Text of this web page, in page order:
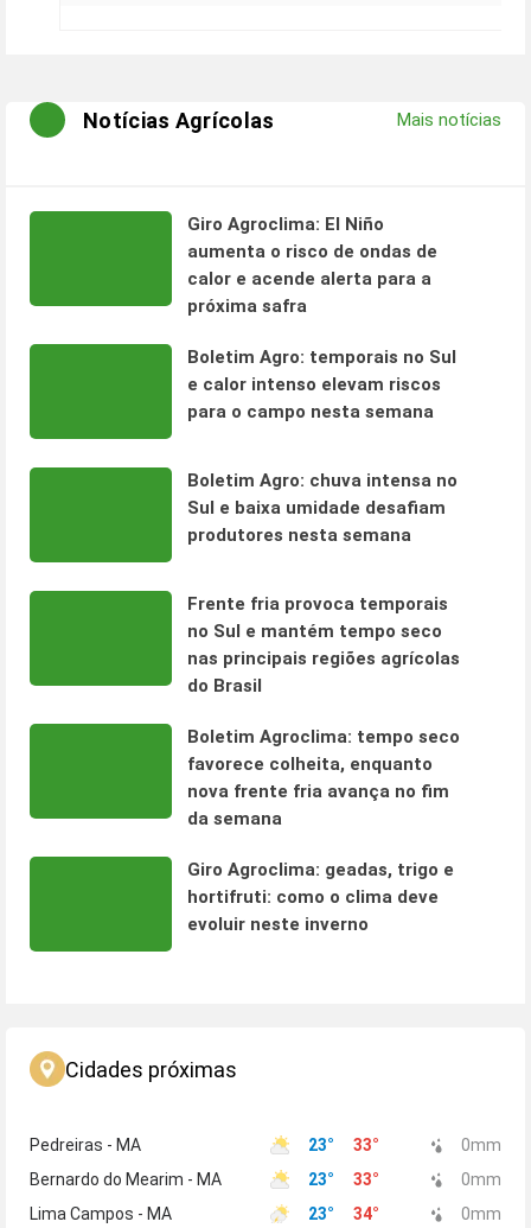
Notícias Agrícolas Mais notícias
Giro Agroclima: El Niño
aumenta o risco de ondas de
calor e acende alerta para a
próxima safra
Boletim Agro: temporais no Sul
e calor intenso elevam riscos
para o campo nesta semana
Boletim Agro: chuva intensa no
Sul e baixa umidade desafiam
produtores nesta semana
Frente fria provoca temporais
no Sul e mantém tempo seco
nas principais regiões agrícolas
do Brasil
Boletim Agroclima: tempo seco
favorece colheita, enquanto
nova frente fria avança no fim
da semana
Giro Agroclima: geadas, trigo e
hortifruti: como o clima deve
evoluir neste inverno
Cidades próximas
Pedreiras - MA 23° 33° 0mm
Bernardo do Mearim - MA
23° 33° 0mm
Lima Campos - MA
23° 34° 0mm